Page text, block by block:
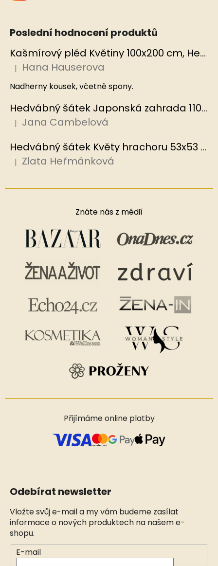
Poslední hodnocení produktů
Kašmírový pléd Květiny 100x200 cm, Hedvábný svět
Hodnocení produktu je 5 z 5 hvězdiček.
| Hana Hauserova
Nadherny kousek, včetně spony.
Hedvábný šátek Japonská zahrada 110x110 cm v dárkovém balení, HEDVÁBNÝ SVĚT
Hodnocení produktu je 5 z 5 hvězdiček.
| Jana Cambelová
Hedvábný šátek Květy hrachoru 53x53 cm v dárkovém balení, HEDVÁBNÝ SVĚT
Hodnocení produktu je 5 z 5 hvězdiček.
| Zlata Heřmánková
Znáte nás z médií
Přijímáme online platby
Odebírat newsletter
Vložte svůj e-mail a my vám budeme zasílat
informace o nových produktech na našem e-
shopu.
E-mail